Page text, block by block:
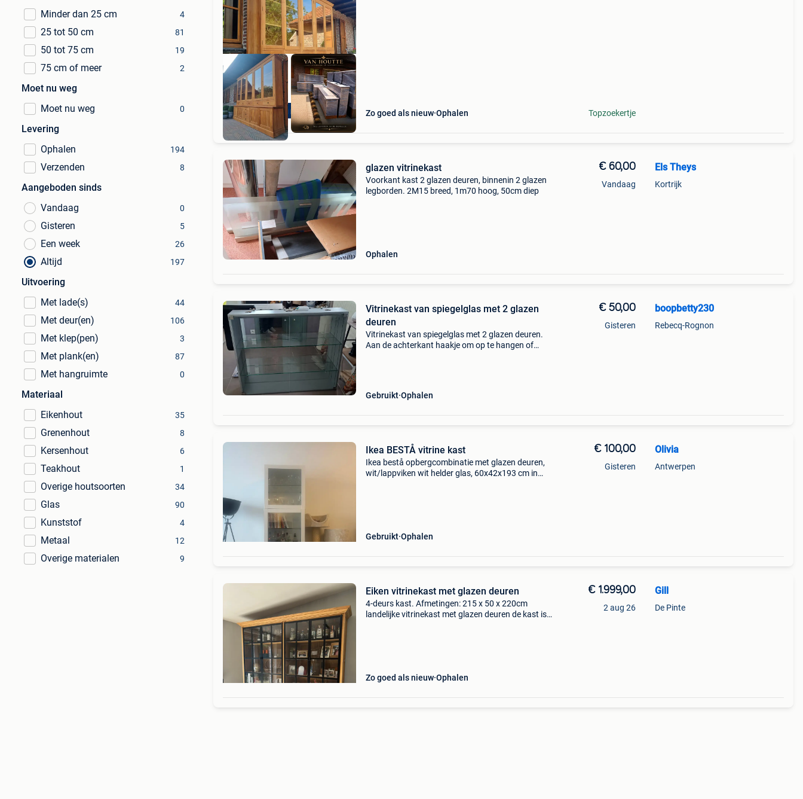
Minder dan 25 cm
4
25 tot 50 cm 81
50 tot 75 cm 19
75 cm of meer 2
Moet nu weg
Moet nu weg
0
Levering
Ophalen
194
Verzenden 8
Aangeboden sinds
Vandaag
0
Gisteren 5
Een week 26
Altijd 197
Uitvoering
Met lade(s)
44
Met deur(en) 106
Met klep(pen) 3
Met plank(en) 87
Met hangruimte 0
Materiaal
Eikenhout
35
Grenenhout 8
Kersenhout 6
Teakhout 1
Overige houtsoorten 34
Glas 90
Kunststof 4
Metaal 12
Overige materialen 9
Levering mogelijk Zo goed als nieuw Ophalen Topzoekertje
glazen vitrinekast
Voorkant kast 2 glazen deuren, binnenin 2 glazen
legborden. 2M15 breed, 1m70 hoog, 50cm diep
Ophalen
€ 60,00
Vandaag
Els Theys
Kortrijk
Vitrinekast van spiegelglas met 2 glazen
deuren
Vitrinekast van spiegelglas met 2 glazen deuren.
Aan de achterkant haakje om op te hangen of
Gebruikt Ophalen
€ 50,00
Gisteren
boopbetty230
Rebecq-Rognon
Ikea BESTÅ vitrine kast
Ikea bestå opbergcombinatie met glazen deuren,
wit/lappviken wit helder glas, 60x42x193 cm in
Gebruikt Ophalen
€ 100,00
Gisteren
Olivia
Antwerpen
Eiken vitrinekast met glazen deuren
4-deurs kast. Afmetingen: 215 x 50 x 220cm
landelijke vitrinekast met glazen deuren de kast is
Zo goed als nieuw Ophalen
€ 1.999,00
2 aug 26
Gill
De Pinte